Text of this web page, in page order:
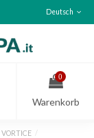
Deutsch
0
Warenkorb
VORTICE